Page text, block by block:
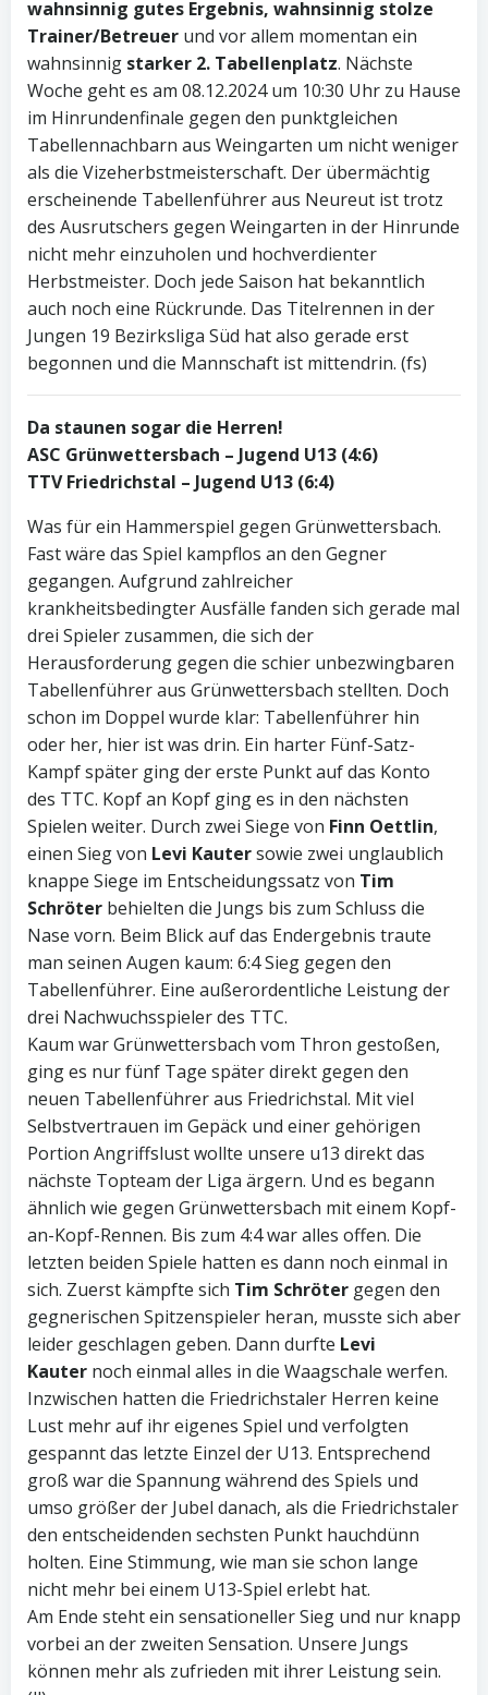
wahnsinnig gutes Ergebnis, wahnsinnig stolze
Trainer/Betreuer und vor allem momentan ein
wahnsinnig starker 2. Tabellenplatz. Nächste
Woche geht es am 08.12.2024 um 10:30 Uhr zu Hause
im Hinrundenfinale gegen den punktgleichen
Tabellennachbarn aus Weingarten um nicht weniger
als die Vizeherbstmeisterschaft. Der übermächtig
erscheinende Tabellenführer aus Neureut ist trotz
des Ausrutschers gegen Weingarten in der Hinrunde
nicht mehr einzuholen und hochverdienter
Herbstmeister. Doch jede Saison hat bekanntlich
auch noch eine Rückrunde. Das Titelrennen in der
Jungen 19 Bezirksliga Süd hat also gerade erst
begonnen und die Mannschaft ist mittendrin. (fs)
Da staunen sogar die Herren!
ASC Grünwettersbach – Jugend U13 (4:6)
TTV Friedrichstal – Jugend U13 (6:4)
Was für ein Hammerspiel gegen Grünwettersbach.
Fast wäre das Spiel kampflos an den Gegner
gegangen. Aufgrund zahlreicher
krankheitsbedingter Ausfälle fanden sich gerade mal
drei Spieler zusammen, die sich der
Herausforderung gegen die schier unbezwingbaren
Tabellenführer aus Grünwettersbach stellten. Doch
schon im Doppel wurde klar: Tabellenführer hin
oder her, hier ist was drin. Ein harter Fünf-Satz-
Kampf später ging der erste Punkt auf das Konto
des TTC. Kopf an Kopf ging es in den nächsten
Spielen weiter. Durch zwei Siege von Finn Oettlin,
einen Sieg von Levi Kautersowie zwei unglaublich
knappe Siege im Entscheidungssatz von Tim
Schröter behielten die Jungs bis zum Schluss die
Nase vorn. Beim Blick auf das Endergebnis traute
man seinen Augen kaum: 6:4 Sieg gegen den
Tabellenführer. Eine außerordentliche Leistung der
drei Nachwuchsspieler des TTC.
Kaum war Grünwettersbach vom Thron gestoßen,
ging es nur fünf Tage später direkt gegen den
neuen Tabellenführer aus Friedrichstal. Mit viel
Selbstvertrauen im Gepäck und einer gehörigen
Portion Angriffslust wollte unsere u13 direkt das
nächste Topteam der Liga ärgern. Und es begann
ähnlich wie gegen Grünwettersbach mit einem Kopf-
an-Kopf-Rennen. Bis zum 4:4 war alles offen. Die
letzten beiden Spiele hatten es dann noch einmal in
sich. Zuerst kämpfte sich Tim Schröter gegen den
gegnerischen Spitzenspieler heran, musste sich aber
leider geschlagen geben. Dann durfte Levi
Kauter noch einmal alles in die Waagschale werfen.
Inzwischen hatten die Friedrichstaler Herren keine
Lust mehr auf ihr eigenes Spiel und verfolgten
gespannt das letzte Einzel der U13. Entsprechend
groß war die Spannung während des Spiels und
umso größer der Jubel danach, als die Friedrichstaler
den entscheidenden sechsten Punkt hauchdünn
holten. Eine Stimmung, wie man sie schon lange
nicht mehr bei einem U13-Spiel erlebt hat.
Am Ende steht ein sensationeller Sieg und nur knapp
vorbei an der zweiten Sensation. Unsere Jungs
können mehr als zufrieden mit ihrer Leistung sein.